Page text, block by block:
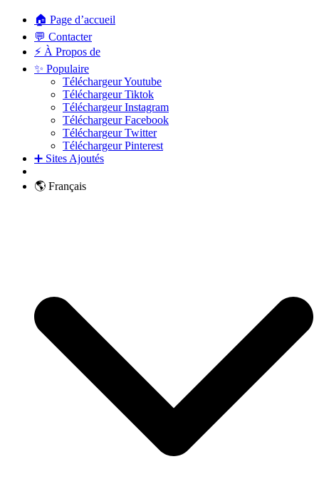
🏠 Page d’accueil
💬 Contacter
⚡ À Propos de
✨ Populaire
Téléchargeur Youtube
Téléchargeur Tiktok
Téléchargeur Instagram
Téléchargeur Facebook
Téléchargeur Twitter
Téléchargeur Pinterest
➕ Sites Ajoutés
🌎 Français